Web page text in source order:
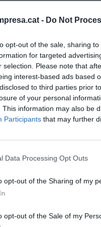
- Do Not
opt-out of the sale, sharing
for targeted
selection. Please note that
interest-based ads based
to third parties prior
of your personal
This information may also be
Participants that may further
Data Processing Opt Outs
opt-out of the Sharing of my
opt-out of the Sale of my
i absorbir
fosques, on cal
fracassat, però
aconseguim
fracassar algunes
ensenyés als meus
o s'obliden.
Especialment
que serà efímer.
eficient.
actitudpositiva,